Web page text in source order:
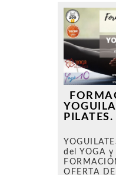
PILATES.
del YOGA y
OFERTA